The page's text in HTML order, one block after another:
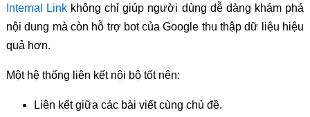
Internal Link không chỉ giúp người dùng dễ dàng khám phá
nội dung mà còn hỗ trợ bot của Google thu thập dữ liệu hiệu
quả hơn.
Một hệ thống liên kết nội bộ tốt nên:
Liên kết giữa các bài viết cùng chủ đề.